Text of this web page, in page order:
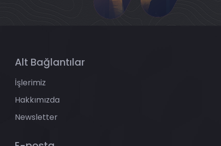
Alt Bağlantılar
İşlerimiz
Hakkımızda
Newsletter